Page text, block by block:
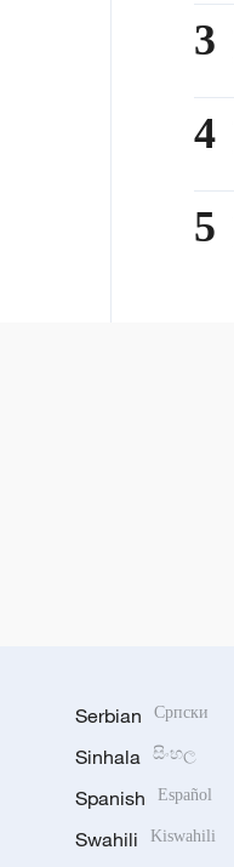
3
4
5
Serbian Српски
Sinhala සිංහල
Spanish Español
Swahili Kiswahili